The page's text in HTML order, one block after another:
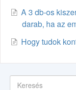
A 3 db-os
darab, ha az
Hogy tudok